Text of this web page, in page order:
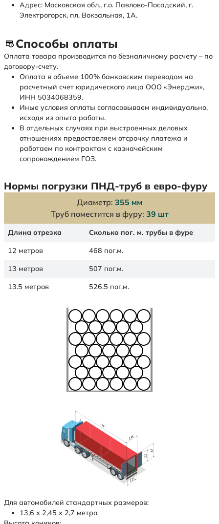
Адрес: Московская обл., г.о. Павлово-Посадский, г.
Электрогорск, пл. Вокзальная, 1А.
Способы оплаты
Оплата товара производится по безналичному расчету – по
договору-счету.
Оплата в объеме 100% банковским переводом на
расчетный счет юридического лица ООО «Энерджи»,
ИНН 5034068359.
Иные условия оплаты согласовываем индивидуально,
исходя из опыта работы.
В отдельных случаях при выстроенных деловых
отношениях предоставляем отсрочку платежа и
работаем по контрактам с казначейским
сопровождением ГОЗ.
Нормы погрузки ПНД-труб в евро-фуру
Диаметр: 355 мм
Труб поместится в фуру: 39 шт
Длина отрезка Сколько пог. м. трубы в фуре
12 метров 468 пог.м.
13 метров 507 пог.м.
13.5 метров 526.5 пог.м.
Для автомобилей стандартных размеров:
13,6 х 2,45 х 2,7 метра